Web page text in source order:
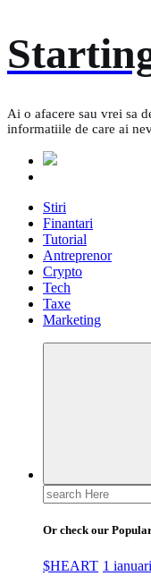
to
content
Ai o afacere sau vrei sa
informatiile de care ai
Stiri
Finantari
Tutorial
Antreprenor
Crypto
Tech
Taxe
Marketing
Search
for:
Or check our
$HEART 1